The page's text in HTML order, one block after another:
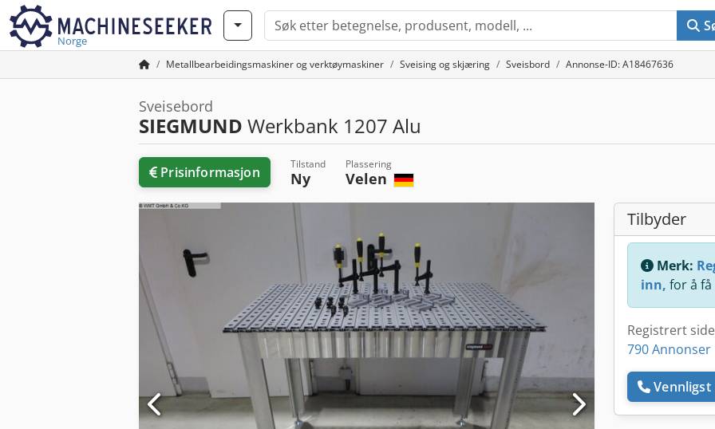
Norge
Metallbearbeidingsmaskiner og verktøymaskiner Sveising og skjæring Sveisbord Annonse-ID: A18467636
Sveisebord
SIEGMUND Werkbank 1207 Alu
Prisinformasjon Tilstand
Ny
Plassering
Velen
Tilbyder
Merk:
inn, for å
Registrert
790